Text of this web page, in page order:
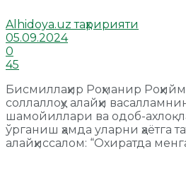
Alhidoya.uz таҳририяти
05.09.2024
0
45
Бисмиллаҳир Роҳманир Роҳийм
соллаллоҳу алайҳи
шамойиллари ва одоб-
ўрганиш ҳамда уларни ҳаётга
алайҳиссалом: “Охиратда